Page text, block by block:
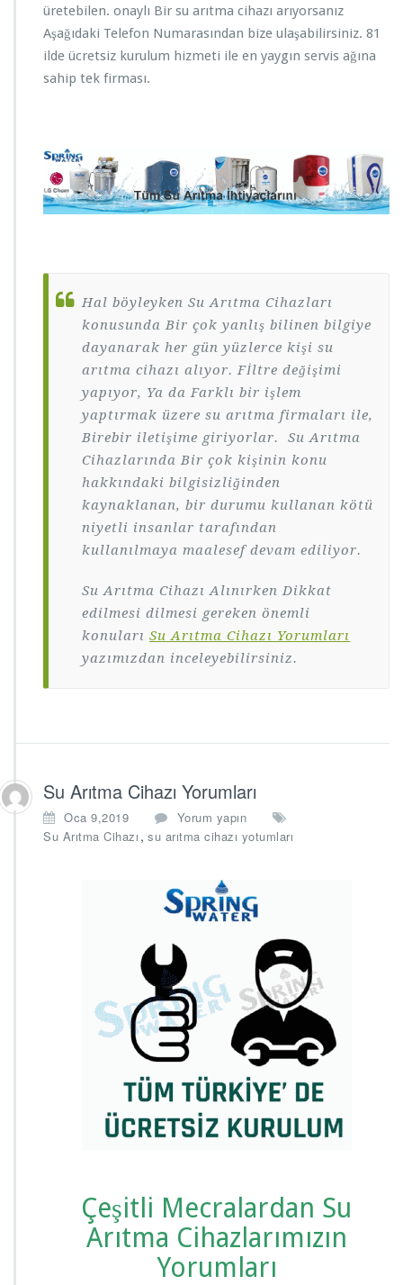
üretebilen. onaylı Bir su arıtma cihazı arıyorsanız
Aşağıdaki Telefon Numarasından bize ulaşabilirsiniz. 81
ilde ücretsiz kurulum hizmeti ile en yaygın servis ağına
sahip tek firması.
Hal böyleyken Su Arıtma Cihazları
konusunda Bir çok yanlış bilinen bilgiye
dayanarak her gün yüzlerce kişi su
arıtma cihazı alıyor. Fİltre değişimi
yapıyor, Ya da Farklı bir işlem
yaptırmak üzere su arıtma firmaları ile,
Birebir iletişime giriyorlar. Su Arıtma
Cihazlarında Bir çok kişinin konu
hakkındaki bilgisizliğinden
kaynaklanan, bir durumu kullanan kötü
niyetli insanlar tarafından
kullanılmaya maalesef devam ediliyor.
Su Arıtma Cihazı Alınırken Dikkat
edilmesi dilmesi gereken önemli
konuları Su Arıtma Cihazı Yorumları
yazımızdan inceleyebilirsiniz.
Su Arıtma Cihazı Yorumları
Oca 9,2019
Yorum yapın
Su Arıtma Cihazı , su arıtma cihazı yotumları
Çeşitli Mecralardan Su
Arıtma Cihazlarımızın
Yorumları